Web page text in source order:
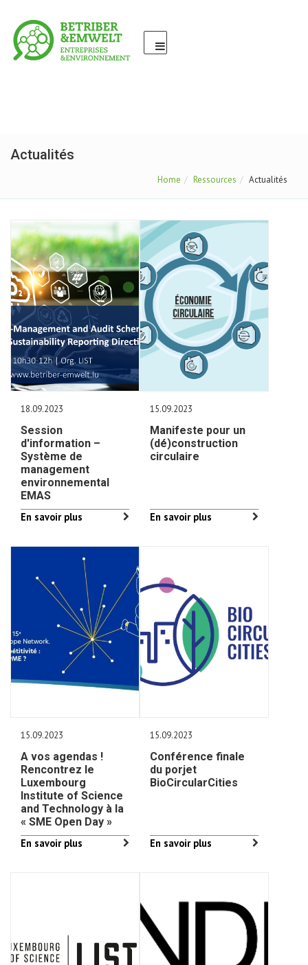
Actualités
Home Ressources Actualités
18.09.2023
Session
d'information –
Système de
management
environnemental
EMAS
En savoir plus
15.09.2023
Manifeste pour un
(dé)construction
circulaire
En savoir plus
15.09.2023
A vos agendas !
Rencontrez le
Luxembourg
Institute of Science
and Technology à la
« SME Open Day »
En savoir plus
15.09.2023
Conférence finale
du porjet
BioCircularCities
En savoir plus